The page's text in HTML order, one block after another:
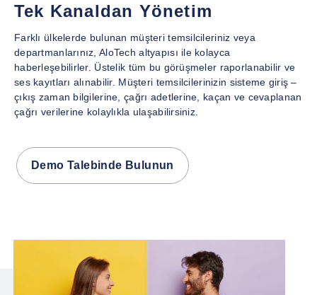
Tek Kanaldan Yönetim
Farklı ülkelerde bulunan müşteri temsilcileriniz veya
departmanlarınız, AloTech altyapısı ile kolayca
haberleşebilirler. Üstelik tüm bu görüşmeler raporlanabilir ve
ses kayıtları alınabilir. Müşteri temsilcilerinizin sisteme giriş –
çıkış zaman bilgilerine, çağrı adetlerine, kaçan ve cevaplanan
çağrı verilerine kolaylıkla ulaşabilirsiniz.
Demo Talebinde Bulunun